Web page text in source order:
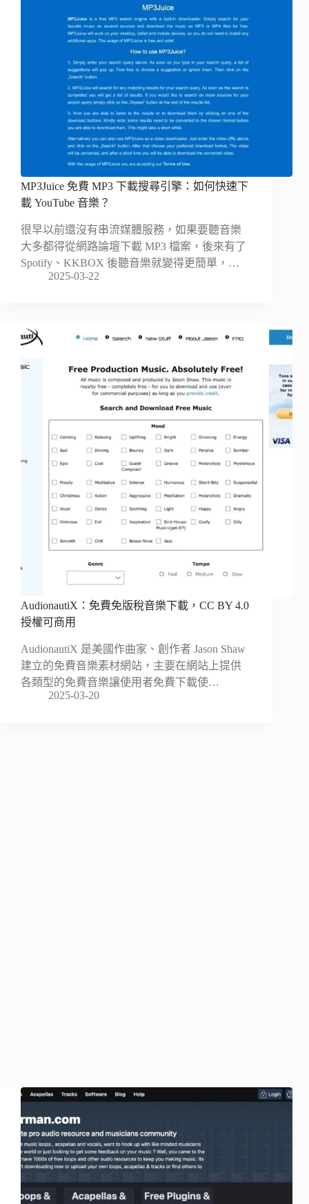
MP3Juice 免費 MP3 下載搜尋引擎：如何快速下
載 YouTube 音樂？
很早以前還沒有串流媒體服務，如果要聽音樂
大多都得從網路論壇下載 MP3 檔案，後來有了
Spotify、KKBOX 後聽音樂就變得更簡單，…
2025-03-22
AudionautiX：免費免版稅音樂下載，CC BY 4.0
授權可商用
AudionautiX 是美國作曲家、創作者 Jason Shaw
建立的免費音樂素材網站，主要在網站上提供
各類型的免費音樂讓使用者免費下載使…
2025-03-20